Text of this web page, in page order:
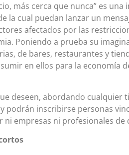
más cerca que nunca” es una
la cual puedan lanzar un
afectados por las
Poniendo a prueba su
de bares, restaurantes y
en ellos para la economía
deseen, abordando cualquier
podrán inscribirse personas
empresas ni profesionales de